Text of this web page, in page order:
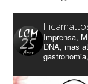
Imprensa,
DNA, mas